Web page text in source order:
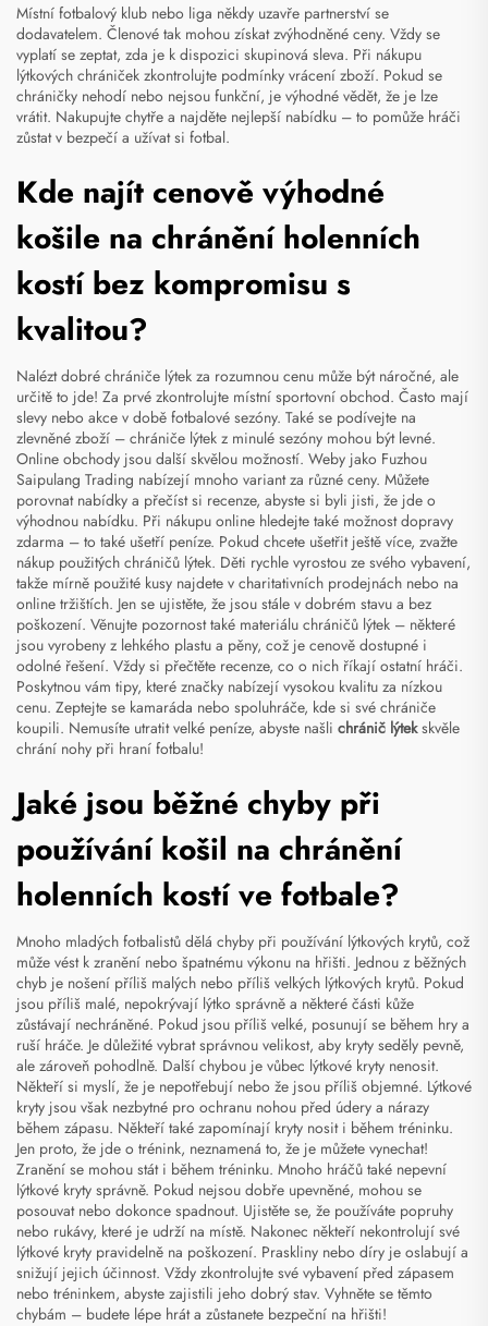
Místní fotbalový klub nebo liga někdy uzavře partnerství se
dodavatelem. Členové tak mohou získat zvýhodněné ceny. Vždy se
vyplatí se zeptat, zda je k dispozici skupinová sleva. Při nákupu
lýtkových chrániček zkontrolujte podmínky vrácení zboží. Pokud se
chráničky nehodí nebo nejsou funkční, je výhodné vědět, že je lze
vrátit. Nakupujte chytře a najděte nejlepší nabídku – to pomůže hráči
zůstat v bezpečí a užívat si fotbal.
Kde najít cenově výhodné
košile na chránění holenních
kostí bez kompromisu s
kvalitou?
Nalézt dobré chrániče lýtek za rozumnou cenu může být náročné, ale
určitě to jde! Za prvé zkontrolujte místní sportovní obchod. Často mají
slevy nebo akce v době fotbalové sezóny. Také se podívejte na
zlevněné zboží – chrániče lýtek z minulé sezóny mohou být levné.
Online obchody jsou další skvělou možností. Weby jako Fuzhou
Saipulang Trading nabízejí mnoho variant za různé ceny. Můžete
porovnat nabídky a přečíst si recenze, abyste si byli jisti, že jde o
výhodnou nabídku. Při nákupu online hledejte také možnost dopravy
zdarma – to také ušetří peníze. Pokud chcete ušetřit ještě více, zvažte
nákup použitých chráničů lýtek. Děti rychle vyrostou ze svého vybavení,
takže mírně použité kusy najdete v charitativních prodejnách nebo na
online tržištích. Jen se ujistěte, že jsou stále v dobrém stavu a bez
poškození. Věnujte pozornost také materiálu chráničů lýtek – některé
jsou vyrobeny z lehkého plastu a pěny, což je cenově dostupné i
odolné řešení. Vždy si přečtěte recenze, co o nich říkají ostatní hráči.
Poskytnou vám tipy, které značky nabízejí vysokou kvalitu za nízkou
cenu. Zeptejte se kamaráda nebo spoluhráče, kde si své chrániče
koupili. Nemusíte utratit velké peníze, abyste našli chránič lýtekskvěle
chrání nohy při hraní fotbalu!
Jaké jsou běžné chyby při
používání košil na chránění
holenních kostí ve fotbale?
Mnoho mladých fotbalistů dělá chyby při používání lýtkových krytů, což
může vést k zranění nebo špatnému výkonu na hřišti. Jednou z běžných
chyb je nošení příliš malých nebo příliš velkých lýtkových krytů. Pokud
jsou příliš malé, nepokrývají lýtko správně a některé části kůže
zůstávají nechráněné. Pokud jsou příliš velké, posunují se během hry a
ruší hráče. Je důležité vybrat správnou velikost, aby kryty seděly pevně,
ale zároveň pohodlně. Další chybou je vůbec lýtkové kryty nenosit.
Někteří si myslí, že je nepotřebují nebo že jsou příliš objemné. Lýtkové
kryty jsou však nezbytné pro ochranu nohou před údery a nárazy
během zápasu. Někteří také zapomínají kryty nosit i během tréninku.
Jen proto, že jde o trénink, neznamená to, že je můžete vynechat!
Zranění se mohou stát i během tréninku. Mnoho hráčů také nepevní
lýtkové kryty správně. Pokud nejsou dobře upevněné, mohou se
posouvat nebo dokonce spadnout. Ujistěte se, že používáte popruhy
nebo rukávy, které je udrží na místě. Nakonec někteří nekontrolují své
lýtkové kryty pravidelně na poškození. Praskliny nebo díry je oslabují a
snižují jejich účinnost. Vždy zkontrolujte své vybavení před zápasem
nebo tréninkem, abyste zajistili jeho dobrý stav. Vyhněte se těmto
chybám – budete lépe hrát a zůstanete bezpeční na hřišti!